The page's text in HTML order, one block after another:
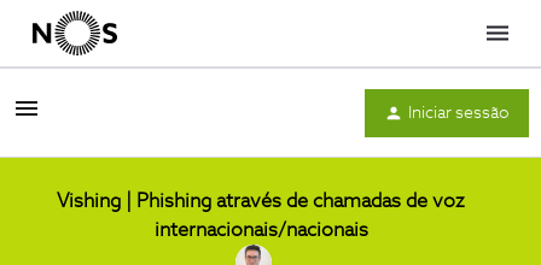
Menu
Iniciar sessão
Vishing | Phishing através de chamadas de voz
internacionais/nacionais